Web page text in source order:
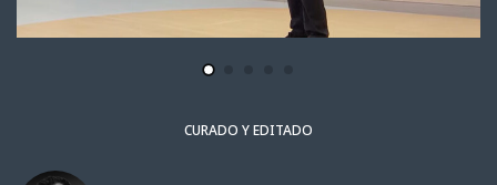
CURADO Y EDITADO